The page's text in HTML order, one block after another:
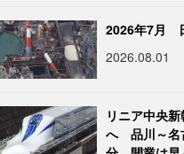
2026年7月
2026.08.01
リニア中央
へ 品川～名